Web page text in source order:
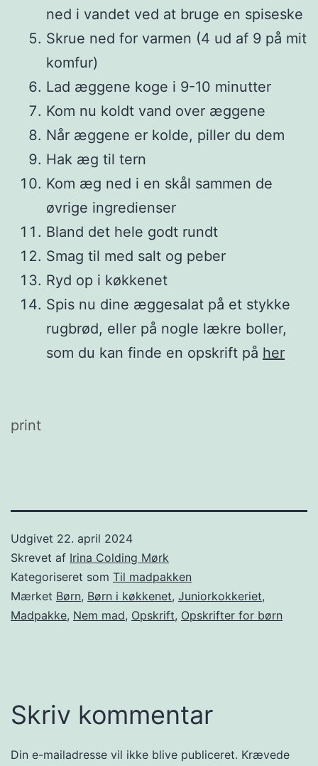
ned i vandet ved at bruge en spiseske
Skrue ned for varmen (4 ud af 9 på mit
komfur)
Lad æggene koge i 9-10 minutter
Kom nu koldt vand over æggene
Når æggene er kolde, piller du dem
Hak æg til tern
Kom æg ned i en skål sammen de
øvrige ingredienser
Bland det hele godt rundt
Smag til med salt og peber
Ryd op i køkkenet
Spis nu dine æggesalat på et stykke
rugbrød, eller på nogle lækre boller,
som du kan finde en opskrift på her
print
Udgivet 22. april 2024
Skrevet af Irina Colding Mørk
Kategoriseret som Til madpakken
Mærket Børn, Børn i køkkenet, Juniorkokkeriet,
Madpakke, Nem mad, Opskrift, Opskrifter for børn
Skriv kommentar
Din e-mailadresse vil ikke blive publiceret. Krævede